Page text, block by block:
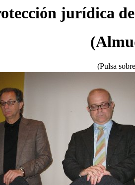
jurídica de
(Pulsa